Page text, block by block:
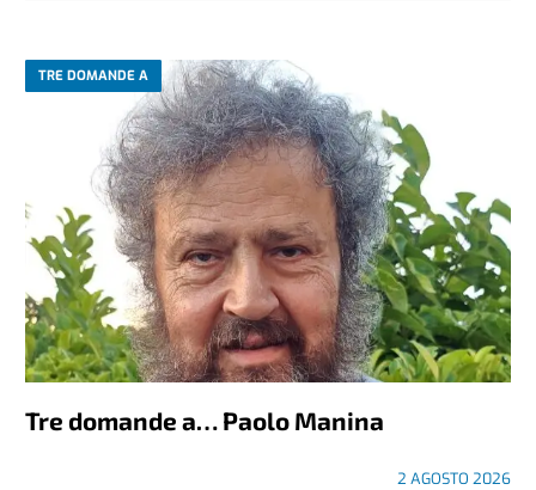
TRE DOMANDE A
Tre domande a… Paolo Manina
2 AGOSTO 2026